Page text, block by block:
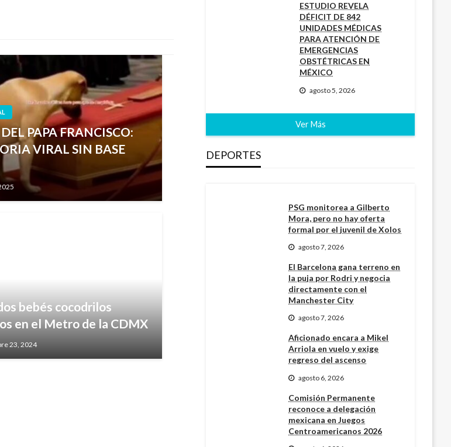
PAPA FRANCISCO:
VIRAL SIN BASE
bebés cocodrilos
en el Metro de la CDMX
23, 2024
ESTUDIO REVELA
DÉFICIT DE 842
UNIDADES MÉDICAS
PARA ATENCIÓN DE
EMERGENCIAS
OBSTÉTRICAS EN
MÉXICO
agosto 5, 2026
Ver Más
DEPORTES
PSG monitorea a Gilberto
Mora, pero no hay oferta
formal por el juvenil de Xolos
agosto 7, 2026
El Barcelona gana terreno en
la puja por Rodri y negocia
directamente con el
Manchester City
agosto 7, 2026
Aficionado encara a Mikel
Arriola en vuelo y exige
regreso del ascenso
agosto 6, 2026
Comisión Permanente
reconoce a delegación
mexicana en Juegos
Centroamericanos 2026